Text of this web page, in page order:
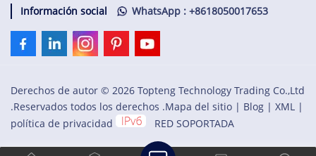
Información social WhatsApp : +8618050017653
Derechos de autor © 2026 Topteng Technology Trading Co.,Ltd
.Reservados todos los derechos .Mapa del sitio | Blog | XML |
política de privacidad
RED SOPORTADA